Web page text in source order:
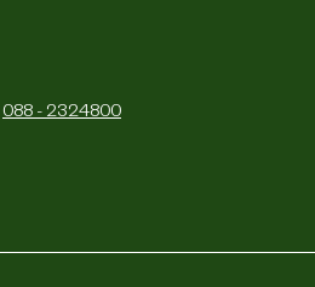
088 - 2324800